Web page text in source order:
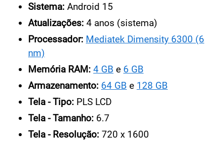
Sistema: Android 15
Atualizações: 4 anos (sistema)
Processador: Mediatek Dimensity 6300 (6
nm)
Memória RAM: 4 GB e 6 GB
Armazenamento: 64 GB e 128 GB
Tela - Tipo: PLS LCD
Tela - Tamanho: 6.7
Tela - Resolução: 720 x 1600